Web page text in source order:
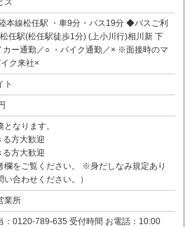
本線松任駅 ・車9分・バス19分 ◆バスご利
任駅(松任駅徒歩1分) (上小川行)相川新 下
カー通勤／○ ・バイク通勤／× ※面接時のマ
ク来社×
ト
なります。
方大歓迎
方大歓迎
をご覧ください。 ※身だしなみ規定あり
合わせください。）
業所
：0120-789-635 受付時間 お電話：10:00